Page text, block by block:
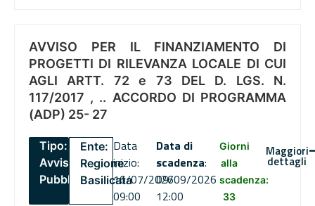
AVVISO PER IL FINANZIAMENTO DI
PROGETTI DI RILEVANZA LOCALE DI CUI
AGLI ARTT. 72 e 73 DEL D. LGS. N.
117/2017 , .. ACCORDO DI PROGRAMMA
(ADP) 25- 27
Tipo:
Avviso
Pubblico
Ente:
Regione
Basilicata
Data
inizio:
16/07/2026
09:00
Data di
scadenza:
09/09/2026
12:00
Giorni
alla
scadenza:
33
Maggiori
dettagli